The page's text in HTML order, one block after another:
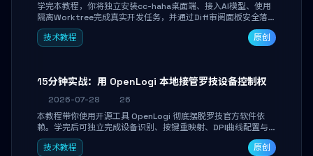
学完本教程，你将独立安装cc-haha桌面端、接入AI模型、使用
隔离Worktree完成真实开发任务，并通过Diff审阅面板安全落地
AI代码改写。告别终端黑盒操作，让AI在沙箱环境中工作，你只
做审阅和决策。
技术教程 原创
15分钟实战：用 OpenLogi 本地接管罗技设备控制权
2026-07-28
26
本教程带你使用开源工具 OpenLogi 彻底摆脱罗技官方软件依
赖。学完后可独立完成设备识别、按键重映射、DPI曲线配置与
SmartShift调节，实现完全离线控制，保护隐私并释放硬件性
能。
技术教程 原创